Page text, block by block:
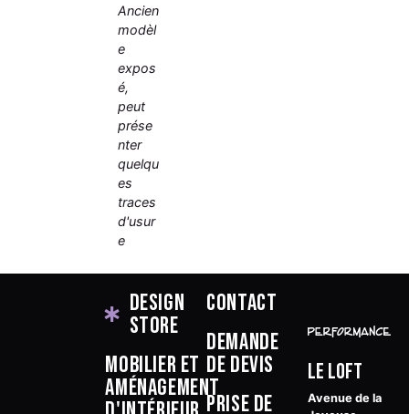
Ancien
modèl
e
expos
é,
peut
prése
nter
quelqu
es
traces
d'usur
e
Design
Store
Mobilier et
aménagement
Contact
Demande
de devis
Prise de
Le Loft
Avenue de la